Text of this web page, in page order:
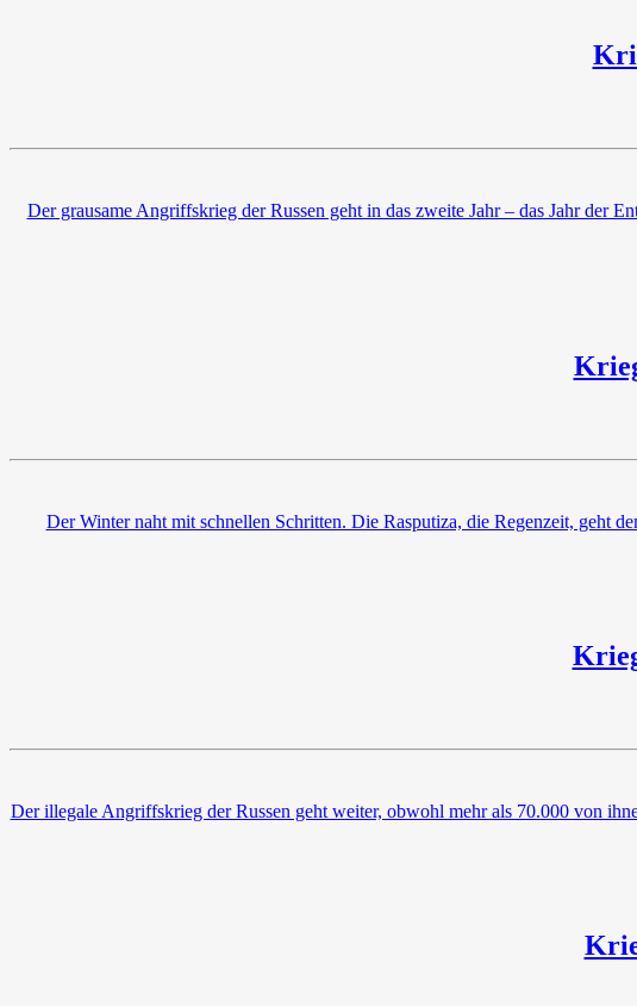
Der grausame Angriffskrieg der Russen geht in das zweite Jahr – das Jahr der
Der Winter naht mit schnellen Schritten. Die Rasputiza, die Regenzeit, geht
Der illegale Angriffskrieg der Russen geht weiter, obwohl mehr als 70.000 von